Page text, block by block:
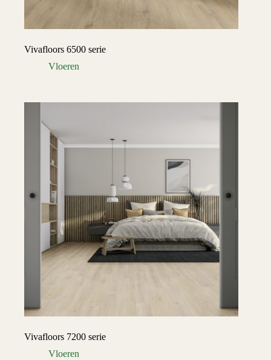
Vivafloors 6500 serie
Vloeren
Vivafloors 7200 serie
Vloeren